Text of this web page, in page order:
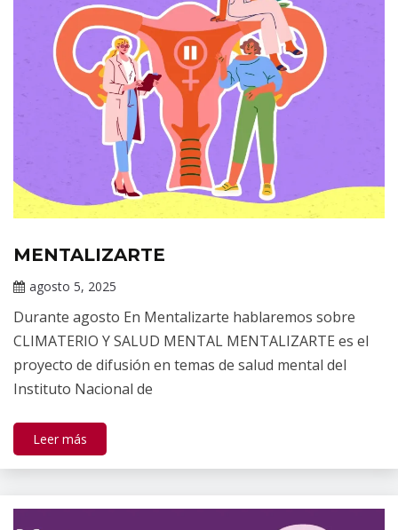
Información
MENTALIZARTE
agosto 5, 2025
Gallardo
Durante agosto En Mentalizarte hablaremos sobre
CLIMATERIO Y SALUD MENTAL MENTALIZARTE es el
proyecto de difusión en temas de salud mental del
Instituto Nacional de
Leer más